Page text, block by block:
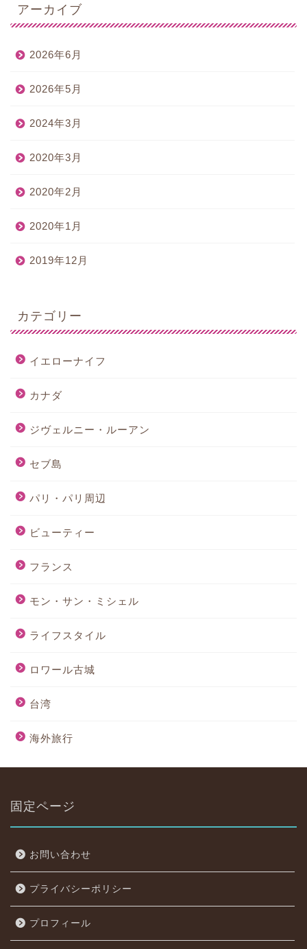
アーカイブ
2026年6月
2026年5月
2024年3月
2020年3月
2020年2月
2020年1月
2019年12月
カテゴリー
イエローナイフ
カナダ
ジヴェルニー・ルーアン
セブ島
パリ・パリ周辺
ビューティー
フランス
モン・サン・ミシェル
ライフスタイル
ロワール古城
台湾
海外旅行
固定ページ
お問い合わせ
プライバシーポリシー
プロフィール